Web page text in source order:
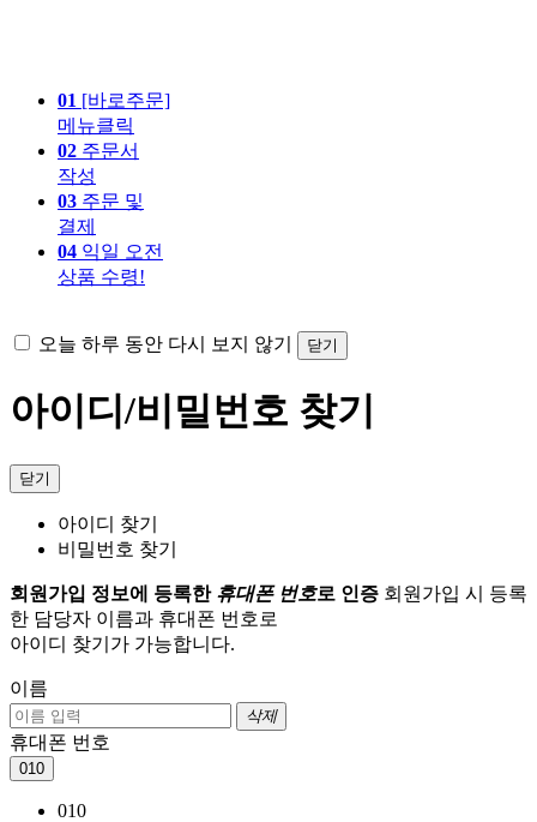
01 [바로주문]
메뉴클릭
02 주문서
작성
03 주문 및
결제
04 익일 오전
상품 수령!
오늘 하루 동안 다시 보지 않기 닫기
아이디/비밀번호 찾기
닫기
아이디 찾기
비밀번호 찾기
회원가입 정보에 등록한 휴대폰 번호로 인증 회원가입 시 등록
한 담당자 이름과 휴대폰 번호로
아이디 찾기가 가능합니다.
이름
삭제
휴대폰 번호
010
010